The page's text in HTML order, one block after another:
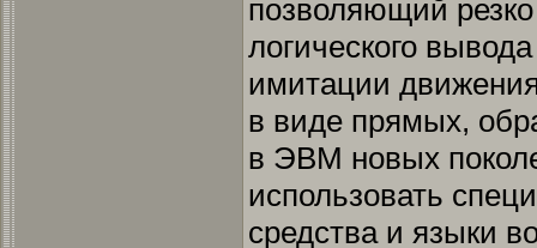
позволяющий
логического
имитации
в виде прямых,
в ЭВМ новых
использовать
средства и языки